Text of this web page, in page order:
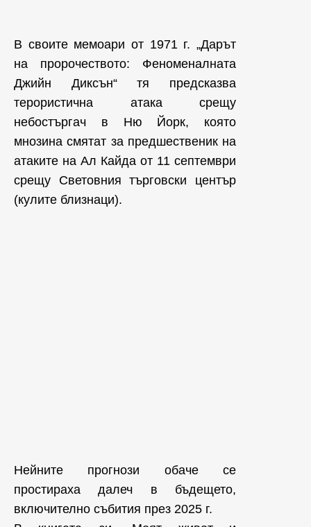
В своите мемоари от 1971 г. „Дарът
на пророчеството: Феноменалната
Джийн Диксън“ тя предсказва
терористична атака срещу
небостъргач в Ню Йорк, която
мнозина смятат за предшественик на
атаките на Ал Кайда от 11 септември
срещу Световния търговски център
(кулите близнаци).
Нейните прогнози обаче се
простираха далеч в бъдещето,
включително събития през 2025 г.